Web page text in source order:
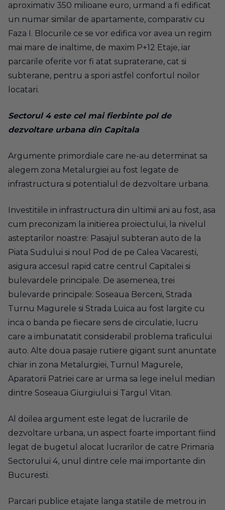
aproximativ 350 milioane euro, urmand a fi edificat
un numar similar de apartamente, comparativ cu
Faza I. Blocurile ce se vor edifica vor avea un regim
mai mare de inaltime, de maxim P+12 Etaje, iar
parcarile oferite vor fi atat supraterane, cat si
subterane, pentru a spori astfel confortul noilor
locatari.
Sectorul 4 este cel mai fierbinte pol de
dezvoltare urbana din Capitala
Argumente primordiale care ne-au determinat sa
alegem zona Metalurgiei au fost legate de
infrastructura si potentialul de dezvoltare urbana.
Investitiile in infrastructura din ultimii ani au fost, asa
cum preconizam la initierea proiectului, la nivelul
asteptarilor noastre: Pasajul subteran auto de la
Piata Sudului si noul Pod de pe Calea Vacaresti,
asigura accesul rapid catre centrul Capitalei si
bulevardele principale. De asemenea, trei
bulevarde principale: Soseaua Berceni, Strada
Turnu Magurele si Strada Luica au fost largite cu
inca o banda pe fiecare sens de circulatie, lucru
care a imbunatatit considerabil problema traficului
auto. Alte doua pasaje rutiere gigant sunt anuntate
chiar in zona Metalurgiei, Turnul Magurele,
Aparatorii Patriei care ar urma sa lege inelul median
dintre Soseaua Giurgiului si Targul Vitan.
Al doilea argument este legat de lucrarile de
dezvoltare urbana, un aspect foarte important fiind
legat de bugetul alocat lucrarilor de catre Primaria
Sectorului 4, unul dintre cele mai importante din
Bucuresti.
Parcari publice etajate langa statiile de metrou in